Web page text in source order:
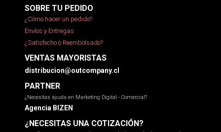
SOBRE TU PEDIDO
¿Cómo hacer un pedido?
Envíos y Entregas
¿Satisfecho o Reembolsado?
VENTAS MAYORISTAS
distribucion@outcompany.cl
PARTNER
¿Necesitas ayuda en Marketing Digital - Comercial?
Agencia BIZEN
¿NECESITAS UNA COTIZACIÓN?